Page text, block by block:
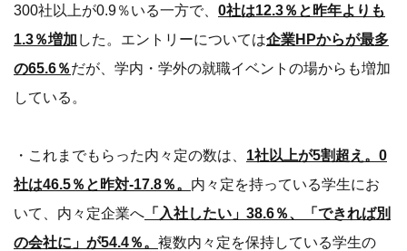
300社以上が0.9％いる一方で、 0社は12.3％と昨年よりも
1.3％増加 した。エントリーについては企業HPからが最多
の65.6％だが、学内・学外の就職イベントの場からも増加
している。
・これまでもらった内々定の数は、 1社以上が5割超え。0
社は46.5％と昨対-17.8％。 内々定を持っている学生にお
いて、内々定企業へ 「入社したい」38.6％、「できれば別
の会社に」が54.4％。 複数内々定を保持している学生の